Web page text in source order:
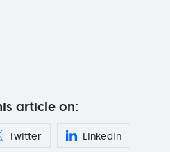
article on:
Twitter Linkedin